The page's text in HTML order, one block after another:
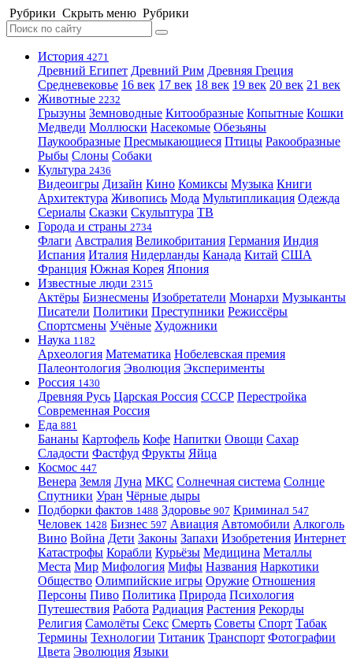
Рубрики Скрыть меню Рубрики
История 4271
Древний Египет Древний Рим Древняя Греция
Средневековье 16 век 17 век 18 век 19 век 20 век 21 век
Животные 2232
Грызуны Земноводные Китообразные Копытные Кошки
Медведи Моллюски Насекомые Обезьяны
Паукообразные Пресмыкающиеся Птицы Ракообразные
Рыбы Слоны Собаки
Культура 2436
Видеоигры Дизайн Кино Комиксы Музыка Книги
Архитектура Живопись Мода Мультипликация Одежда
Сериалы Сказки Скульптура ТВ
Города и страны 2734
Флаги Австралия Великобритания Германия Индия
Испания Италия Нидерланды Канада Китай США
Франция Южная Корея Япония
Известные люди 2315
Актёры Бизнесмены Изобретатели Монархи Музыканты
Писатели Политики Преступники Режиссёры
Спортсмены Учёные Художники
Наука 1182
Археология Математика Нобелевская премия
Палеонтология Эволюция Эксперименты
Россия 1430
Древняя Русь Царская Россия СССР Перестройка
Современная Россия
Еда 881
Бананы Картофель Кофе Напитки Овощи Сахар
Сладости Фастфуд Фрукты Яйца
Космос 447
Венера Земля Луна МКС Солнечная система Солнце
Спутники Уран Чёрные дыры
Подборки фактов 1488 Здоровье 907 Криминал 547
Человек 1428 Бизнес 597 Авиация Автомобили Алкоголь
Вино Война Дети Законы Запахи Изобретения Интернет
Катастрофы Корабли Курьёзы Медицина Металлы
Места Мир Мифология Мифы Названия Наркотики
Общество Олимпийские игры Оружие Отношения
Персоны Пиво Политика Природа Психология
Путешествия Работа Радиация Растения Рекорды
Религия Самолёты Секс Смерть Советы Спорт Табак
Термины Технологии Титаник Транспорт Фотографии
Цвета Эволюция Языки